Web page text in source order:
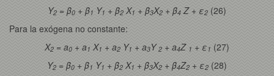
Y2 = β0 + β1 Y1 + β2 X1 + β3X2 + β4 Z + ε2 (26)
Para la exógena no constante:
X2 = a0 + a1 X1 + a2 Y1 + a3Y2 + a4Z 1 + ε 1 (27)
Y2 = β0 + β1 Y1 + β2 X1 + β3X2 + β4Z2 + ε2 (28)